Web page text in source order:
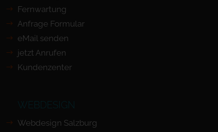
Fernwartung
Anfrage Formular
eMail senden
jetzt Anrufen
Kundenzenter
WEBDESIGN
Webdesign Salzburg